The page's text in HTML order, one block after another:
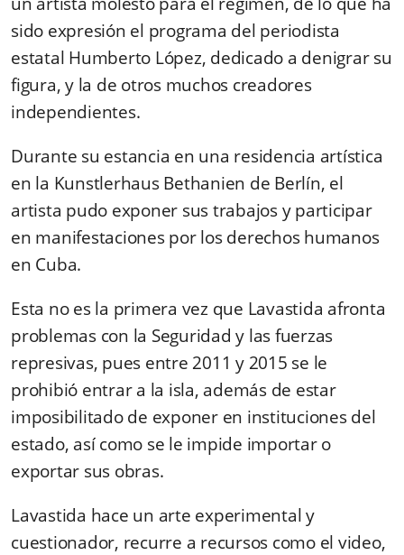
sido expresión el programa del periodista
estatal Humberto López, dedicado a denigrar su
figura, y la de otros muchos creadores
independientes.
Durante su estancia en una residencia artística
en la Kunstlerhaus Bethanien de Berlín, el
artista pudo exponer sus trabajos y participar
en manifestaciones por los derechos humanos
en Cuba.
Esta no es la primera vez que Lavastida afronta
problemas con la Seguridad y las fuerzas
represivas, pues entre 2011 y 2015 se le
prohibió entrar a la isla, además de estar
imposibilitado de exponer en instituciones del
estado, así como se le impide importar o
exportar sus obras.
Lavastida hace un arte experimental y
cuestionador, recurre a recursos como el video,